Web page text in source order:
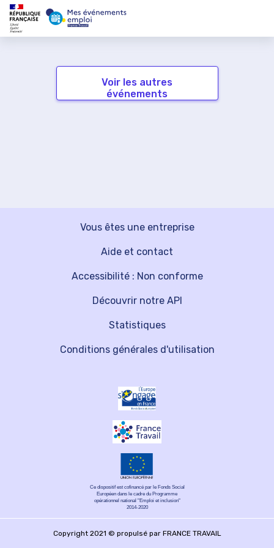
Voir les autres
événements
Vous êtes une entreprise
Découvrir notre API
Aide et contact
Statistiques
Accessibilité : Non conforme
Conditions générales d'utilisation
Ce dispositif est cofinancé par le Fonds Social
Européen dans le cadre du Programme
opérationnel national "Emploi et inclusion"
2014-2020
Copyright 2021 © propulsé par FRANCE TRAVAIL